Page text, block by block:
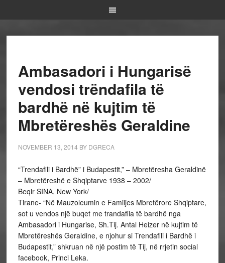
Ambasadori i Hungarisë
vendosi trëndafila të
bardhë në kujtim të
Mbretëreshës Geraldine
NOVEMBER 13, 2014 BY DGRECA
“Trendafili i Bardhë” i Budapestit,” – Mbretëresha Geraldinë
– Mbretëreshë e Shqiptarve 1938 – 2002/
Beqir SINA, New York/
Tirane- “Në Mauzoleumin e Familjes Mbretërore Shqiptare,
sot u vendos një buqet me trandafila të bardhë nga
Ambasadori i Hungarise, Sh.Tij. Antal Heizer në kujtim të
Mbretëreshës Geraldine, e njohur si Trendafili i Bardhë i
Budapestit,” shkruan në një postim të Tij, në rrjetin social
facebook, Princi Leka.